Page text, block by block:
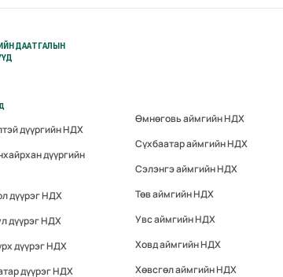
ДААТГАЛЫН
дүүргийн НДХ
дүүргийн
дүүрэг НДХ
дүүрэг НДХ
дүүрэг НДХ
дүүрэг НДХ
Өмнөговь аймгийн НДХ
Сүхбаатар аймгийн НДХ
Сэлэнгэ аймгийн НДХ
Төв аймгийн НДХ
Увс аймгийн НДХ
Ховд аймгийн НДХ
Хөвсгөл аймгийн НДХ